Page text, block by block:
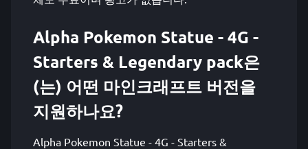
Alpha Pokemon Statue - 4G -
Starters & Legendary pack은
(는) 어떤 마인크래프트 버전을
지원하나요?
Alpha Pokemon Statue - 4G - Starters &